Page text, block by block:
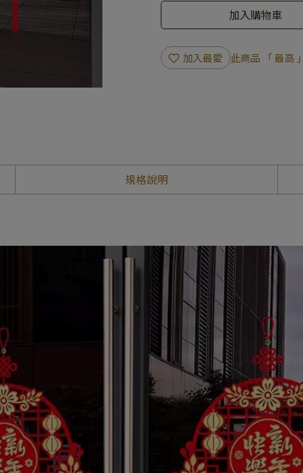
加入購物車
加入最愛 此商品 「 最高
規格說明